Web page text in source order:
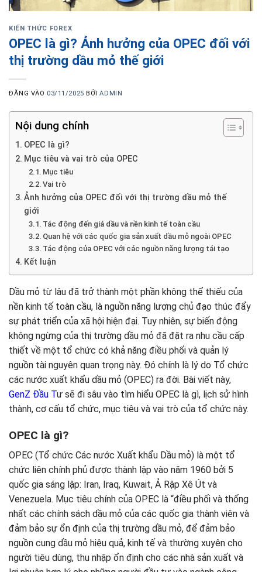
KIẾN THỨC FOREX
OPEC là gì? Ảnh hưởng của OPEC đối với
thị trường dầu mỏ thế giới
ĐĂNG VÀO 03/11/2025 BỞIADMIN
Nội dung chính
OPEC là gì?
Mục tiêu và vai trò của OPEC
Mục tiêu
Vai trò
Ảnh hưởng của OPEC đối với thị trường dầu mỏ thế
giới
Tác động đến giá dầu và nền kinh tế toàn cầu
Quan hệ với các quốc gia sản xuất dầu mỏ ngoài OPEC
Tác động của OPEC với các nguồn năng lượng tái tạo
Kết luận
Dầu mỏ từ lâu đã trở thành một phần không thể thiếu của
nền kinh tế toàn cầu, là nguồn năng lượng chủ đạo thúc đẩy
sự phát triển của xã hội hiện đại. Tuy nhiên, sự biến động
không ngừng của thị trường dầu mỏ đã đặt ra nhu cầu cấp
thiết về một tổ chức có khả năng điều phối và quản lý
nguồn tài nguyên quan trọng này. Đó chính là lý do Tổ chức
các nước xuất khẩu dầu mỏ (OPEC) ra đời. Bài viết này,
GenZ Đầu Tư sẽ đi sâu vào tìm hiểu OPEC là gì, lịch sử hình
thành, cơ cấu tổ chức, mục tiêu và vai trò của tổ chức này.
OPEC là gì?
OPEC (Tổ chức Các nước Xuất khẩu Dầu mỏ) là một tổ
chức liên chính phủ được thành lập vào năm 1960 bởi 5
quốc gia sáng lập: Iran, Iraq, Kuwait, Ả Rập Xê Út và
Venezuela. Mục tiêu chính của OPEC là “điều phối và thống
nhất các chính sách dầu mỏ của các quốc gia thành viên và
đảm bảo sự ổn định của thị trường dầu mỏ, để đảm bảo
nguồn cung dầu mỏ hiệu quả, kinh tế và thường xuyên cho
người tiêu dùng, thu nhập ổn định cho các nhà sản xuất và